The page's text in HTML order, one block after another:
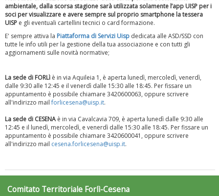
Luglio 2026: "Pensando con i piedi, si possono fare le
ambientale, dalla scorsa stagione sarà utilizzata solamente l’app UISP per i
soci per visualizzare e avere sempre sul proprio smartphone la tessera
UISP e gli eventuali cartellini tecnici o card formazione.
E' sempre attiva la Piattaforma di Servizi Uisp dedicata alle ASD/SSD con
tutte le info utili per la gestione della tua associazione e con tutti gli
aggiornamenti sulle novità normative;
La sede di FORLì è in via Aquileia 1, è aperta lunedì, mercoledì, venerdì,
dalle 9:30 alle 12:45 e il venerdì dalle 15:30 alle 18:45. Per fissare un
appuntamento è possibile chiamare 3420600063, oppure scrivere
all'indirizzo mailforlicesena@uisp.it.
La sede di CESENA è in via Cavalcavia 709, è aperta lunedì dalle 9:30 alle
12:45 e il lunedì, mercoledì, e venerdì dalle 15:30 alle 18:45. Per fissare un
appuntamento è possibile chiamare 3420600041, oppure scrivere
all'indirizzo mail cesena.forlicesena@uisp.it.
Comitato Territoriale Forlì-Cesena